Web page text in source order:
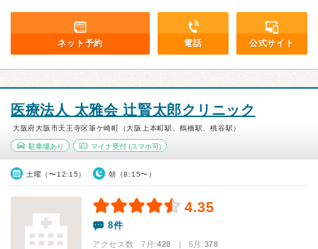
ネット予約 電話 公式サイト
医療法人 太雅会 辻賢太郎クリニック
大阪府大阪市天王寺区筆ケ崎町（大阪上本町駅、鶴橋駅、桃谷駅）
駐車場あり マイナ受付(スマホ可)
土曜（〜12:15） 朝（8:15〜）
4.35
8件
アクセス数 7月:428 | 6月:378